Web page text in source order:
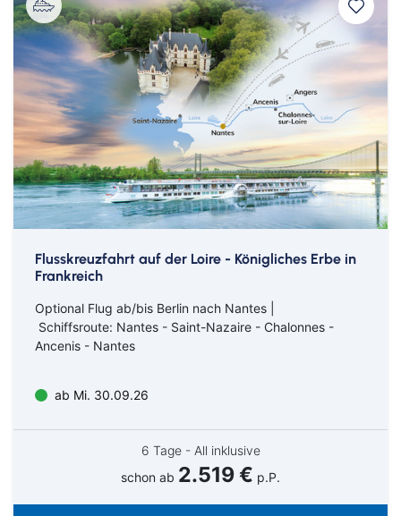
Flusskreuzfahrt auf der Loire - Königliches Erbe in
Frankreich
Optional Flug ab/bis Berlin nach Nantes |
Schiffsroute: Nantes - Saint-Nazaire - Chalonnes -
Ancenis - Nantes
ab Mi. 30.09.26
6 Tage - All inklusive
schon ab 2.519 € p.P.